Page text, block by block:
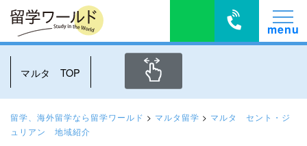
マルタ TOP
留学、海外留学なら留学ワールド > マルタ留学 > マルタ セント・ジ
ュリアン 地域紹介